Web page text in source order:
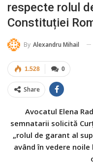
respecte rolul
Constituției
By Alexandru Mihail
0
1.528
Share
Avocatul Elena
semnatarii solicită
„rolul de garant al
având în vedere